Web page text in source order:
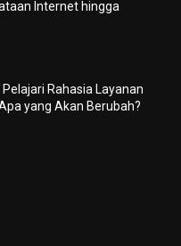
Internet hingga
Pelajari Rahasia Layanan
yang Akan Berubah?